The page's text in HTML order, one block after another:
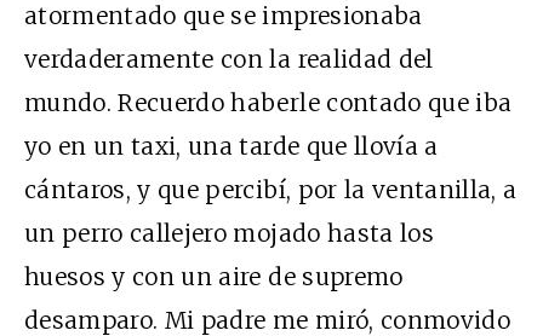
atormentado que se impresionaba
verdaderamente con la realidad del
mundo. Recuerdo haberle contado que iba
yo en un taxi, una tarde que llovía a
cántaros, y que percibí, por la ventanilla, a
un perro callejero mojado hasta los
huesos y con un aire de supremo
desamparo. Mi padre me miró, conmovido